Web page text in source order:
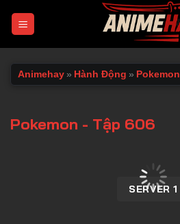
Animehay » Hành Động » Pokemon
Pokemon - Tập 606
SERVER 1